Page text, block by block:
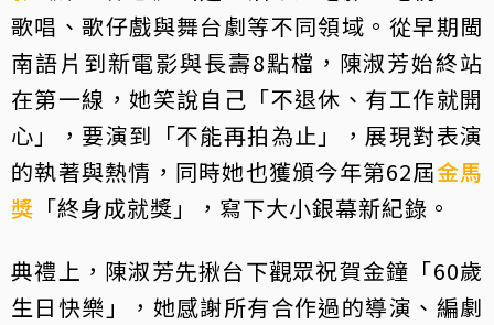
歌唱、歌仔戲與舞台劇等不同領域。從早期閩
南語片到新電影與長壽8點檔，陳淑芳始終站
在第一線，她笑說自己「不退休、有工作就開
心」，要演到「不能再拍為止」，展現對表演
的執著與熱情，同時她也獲頒今年第62屆金馬
獎 「終身成就獎」，寫下大小銀幕新紀錄。
典禮上，陳淑芳先揪台下觀眾祝賀金鐘「60歲
生日快樂」，她感謝所有合作過的導演、編劇